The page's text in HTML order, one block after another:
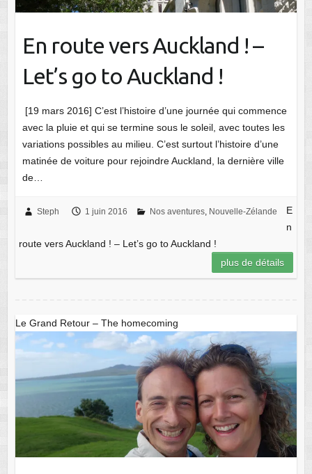
En route vers Auckland ! –
Let’s go to Auckland !
[19 mars 2016] C’est l’histoire d’une journée qui commence
avec la pluie et qui se termine sous le soleil, avec toutes les
variations possibles au milieu. C’est surtout l’histoire d’une
matinée de voiture pour rejoindre Auckland, la dernière ville
de…
Steph 1 juin 2016 Nos aventures, Nouvelle-Zélande
E
n
route vers Auckland ! – Let’s go to Auckland !
plus de détails
Le Grand Retour – The homecoming